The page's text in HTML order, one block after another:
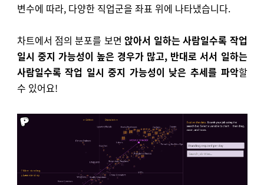
변수에 따라, 다양한 직업군을 좌표 위에 나타냈습니다.
차트에서 점의 분포를 보면 앉아서 일하는 사람일수록 작업
일시 중지 가능성이 높은 경우가 많고, 반대로 서서 일하는
사람일수록 작업 일시 중지 가능성이 낮은 추세를 파악할
수 있어요!